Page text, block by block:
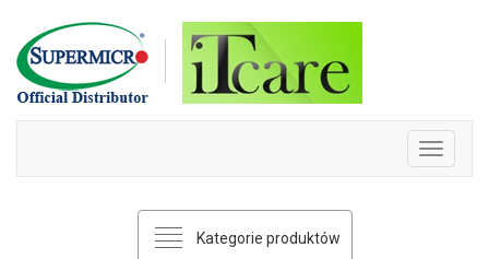
Skip
to
content
Toggle
Kategorie produktów